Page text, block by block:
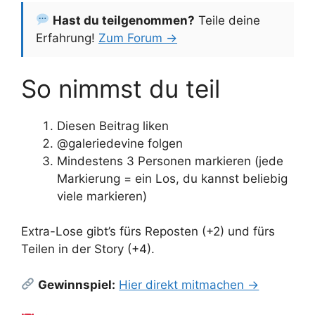
Hast du teilgenommen? Teile deine
Erfahrung! Zum Forum →
So nimmst du teil
Diesen Beitrag liken
@galeriedevine folgen
Mindestens 3 Personen markieren (jede
Markierung = ein Los, du kannst beliebig
viele markieren)
Extra-Lose gibt’s fürs Reposten (+2) und fürs
Teilen in der Story (+4).
Gewinnspiel: Hier direkt mitmachen →